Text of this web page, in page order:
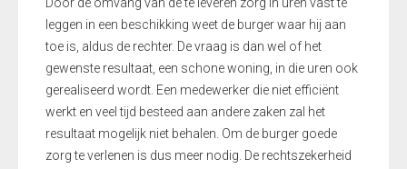
leggen in een beschikking weet de burger waar hij aan
toe is, aldus de rechter. De vraag is dan wel of het
gewenste resultaat, een schone woning, in die uren ook
gerealiseerd wordt. Een medewerker die niet efficiënt
werkt en veel tijd besteed aan andere zaken zal het
resultaat mogelijk niet behalen. Om de burger goede
zorg te verlenen is dus meer nodig. De rechtszekerheid